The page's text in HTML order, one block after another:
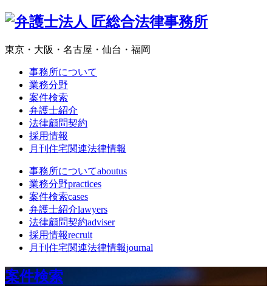
東京・大阪・名古屋・仙台・福岡
事務所について
業務分野
案件検索
弁護士紹介
法律顧問契約
採用情報
月刊住宅関連法律情報
事務所についてaboutus
業務分野practices
案件検索cases
弁護士紹介lawyers
法律顧問契約adviser
採用情報recruit
月刊住宅関連法律情報journal
案件検索